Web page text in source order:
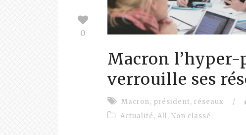
0
Macron
verrouille ses
Macron, président, réseaux /
Actualité, All, Non classé